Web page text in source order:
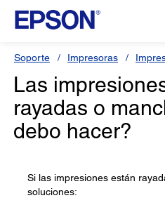
Soporte Impresoras
Las
rayadas o
debo hacer?
Si las impresiones están
soluciones: